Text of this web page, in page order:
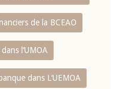
de la BCEAO
l‘UMOA
dans L‘UEMOA